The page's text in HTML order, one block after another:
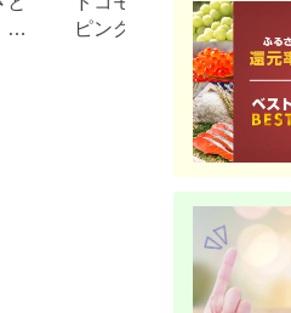
高
ピングふるさと納税百選
とは？評判や人気返礼